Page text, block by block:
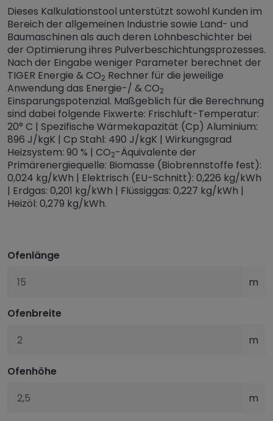
Energie & CO2 Rechner
Dieses Kalkulationstool unterstützt sowohl Kunden im
Bereich der allgemeinen Industrie sowie Land- und
Baumaschinen als auch deren Lohnbeschichter bei
der Optimierung ihres Pulverbeschichtungsprozesses.
Nach der Eingabe weniger Parameter berechnet der
TIGER Energie & CO2 Rechner für die jeweilige
Anwendung das Energie-/ & CO2
Einsparungspotenzial. Maßgeblich für die Berechnung
sind dabei folgende Fixwerte: Frischluft-Temperatur:
20° C | Spezifische Wärmekapazität (Cp) Aluminium:
896 J/kgK | Cp Stahl: 490 J/kgK | Wirkungsgrad
Heizsystem: 90 % | CO2-Äquivalente der
Primärenergiequelle: Biomasse (Biobrennstoffe fest):
0,024 kg/kWh | Elektrisch (EU-Schnitt): 0,226 kg/kWh
| Erdgas: 0,201 kg/kWh | Flüssiggas: 0,227 kg/kWh |
Heizöl: 0,279 kg/kWh.
Ofenlänge
m
Ofenbreite
m
Ofenhöhe
m
Frischlufttemperatur
°C
Heizwert
kg/kWh